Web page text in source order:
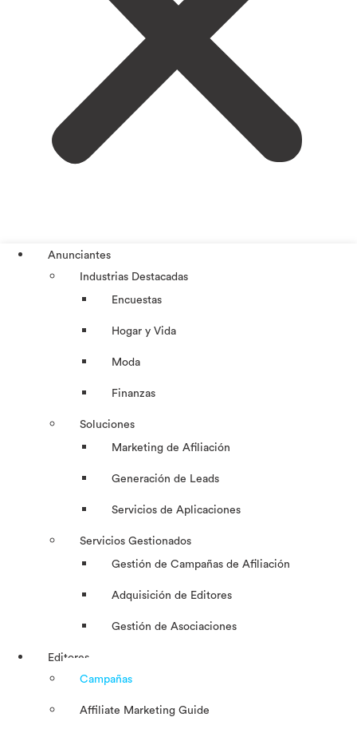
Anunciantes
Industrias Destacadas
Encuestas
Hogar y Vida
Moda
Finanzas
Soluciones
Marketing de Afiliación
Generación de Leads
Servicios de Aplicaciones
Servicios Gestionados
Gestión de Campañas de Afiliación
Adquisición de Editores
Gestión de Asociaciones
Editores
Campañas
Affiliate Marketing Guide